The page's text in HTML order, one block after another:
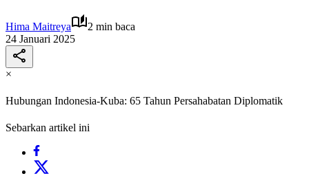
Hima Maitreya
2 min baca
24 Januari 2025
×
Hubungan Indonesia-Kuba: 65 Tahun Persahabatan Diplomatik
Sebarkan artikel ini